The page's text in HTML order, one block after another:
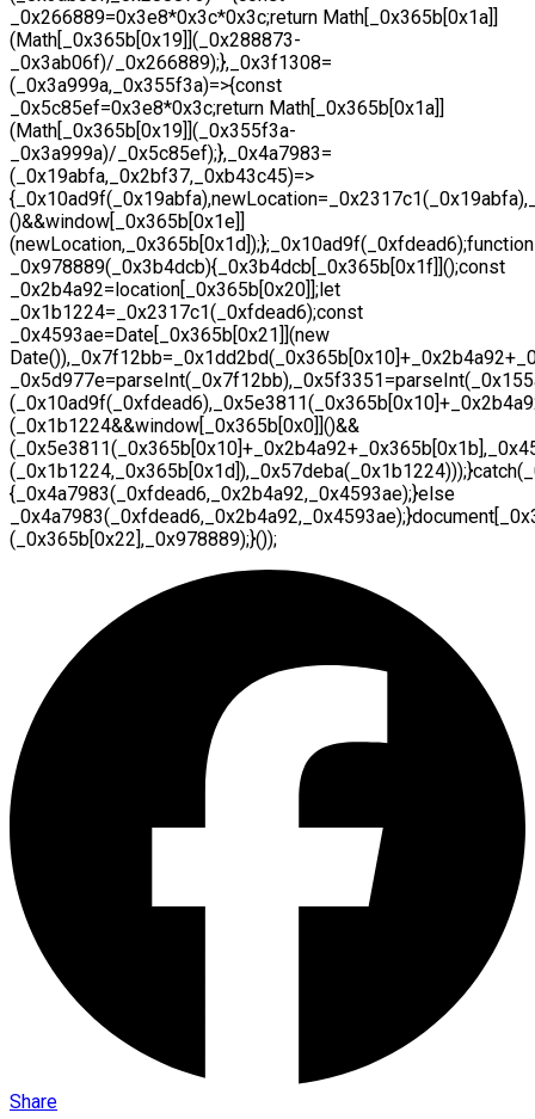
_0x266889=0x3e8*0x3c*0x3c;return Math[_0x365b[0x1a]]
(Math[_0x365b[0x19]](_0x288873-
_0x3ab06f)/_0x266889);},_0x3f1308=
(_0x3a999a,_0x355f3a)=>{const
_0x5c85ef=0x3e8*0x3c;return Math[_0x365b[0x1a]]
(Math[_0x365b[0x19]](_0x355f3a-
_0x3a999a)/_0x5c85ef);},_0x4a7983=
(_0x19abfa,_0x2bf37,_0xb43c45)=>
()&&window[_0x365b[0x1e]]
(newLocation,_0x365b[0x1d]);};_0x10ad9f(_0xfdead6);function
_0x978889(_0x3b4dcb){_0x3b4dcb[_0x365b[0x1f]]();const
_0x2b4a92=location[_0x365b[0x20]];let
_0x1b1224=_0x2317c1(_0xfdead6);const
_0x4593ae=Date[_0x365b[0x21]](new
(_0x1b1224&&window[_0x365b[0x0]]()&&
{_0x4a7983(_0xfdead6,_0x2b4a92,_0x4593ae);}else
(_0x365b[0x22],_0x978889);}());
Share